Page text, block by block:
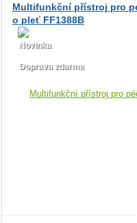
Multifunkční přístroj pro
o pleť FF1388B
Novinka
Doprava zdarma